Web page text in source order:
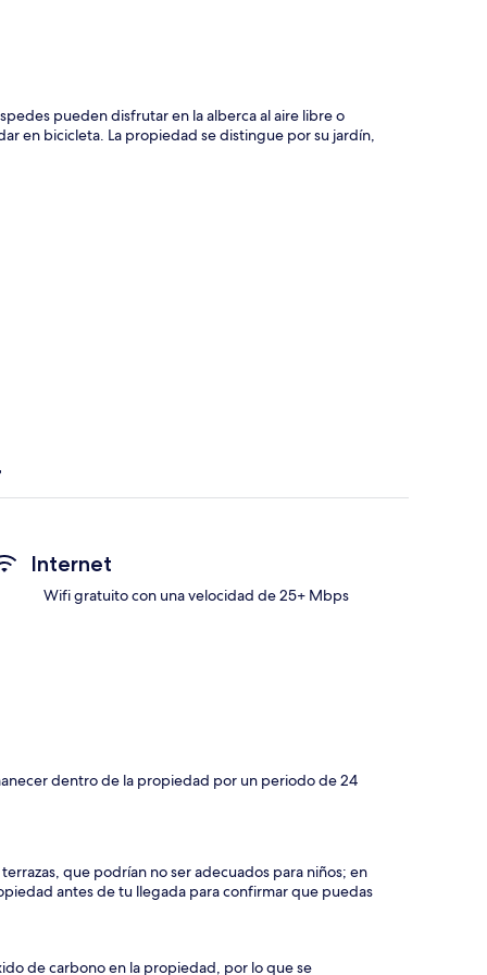
pueden disfrutar en la alberca al aire libre o
en bicicleta. La propiedad se distingue por su jardín,
Internet
Wifi gratuito con una velocidad de 25+ Mbps
dentro de la propiedad por un periodo de 24
que podrían no ser adecuados para niños; en
antes de tu llegada para confirmar que puedas
de carbono en la propiedad, por lo que se